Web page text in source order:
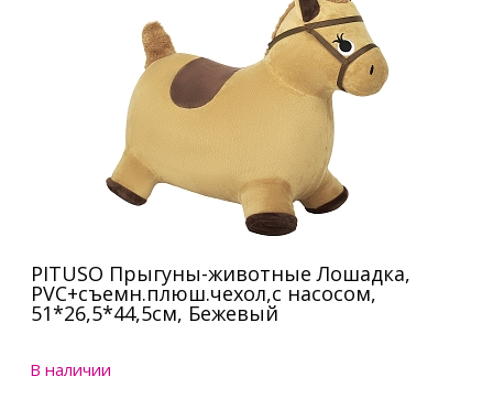
PITUSO Прыгуны-животные Лошадка,
PVC+съемн.плюш.чехол,с насосом,
51*26,5*44,5см, Бежевый
В наличии